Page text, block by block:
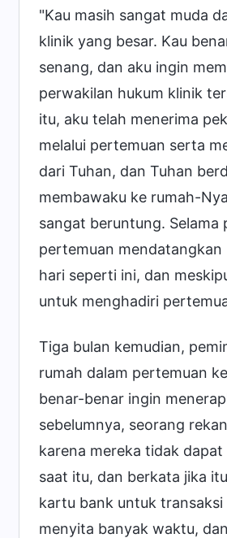
"Kau masih sangat muda
klinik yang besar. Kau
senang, dan aku ingin
perwakilan hukum klinik
itu, aku telah menerima
melalui pertemuan serta
dari Tuhan, dan Tuhan
membawaku ke rumah-
sangat beruntung.
pertemuan
hari seperti ini, dan
untuk menghadiri
Tiga bulan kemudian,
rumah dalam pertemuan
benar-benar ingin
sebelumnya, seorang
karena mereka tidak
saat itu, dan berkata jika
kartu bank untuk
menyita banyak waktu,